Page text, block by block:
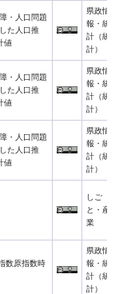
・人口問題
た人口推
値
県政情
報・統
計（統
計）
・人口問題
た人口推
値
県政情
報・統
計（統
計）
・人口問題
た人口推
値
県政情
報・統
計（統
計）
しご
と・産
業
数原指数時
県政情
報・統
計（統
計）